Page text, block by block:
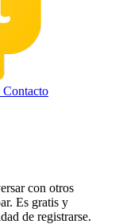
Contacto
con otros
Es gratis y
de registrarse.